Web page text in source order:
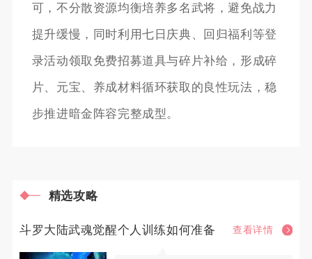
可，不分散资源均衡培养多名武将，避免战力
提升缓慢，同时利用七日庆典、回归福利等登
录活动领取免费招募道具与碎片补给，形成碎
片、元宝、养成材料循环获取的良性玩法，稳
步推进暗金阵容完整成型。
精选攻略
斗罗大陆武魂觉醒个人训练如何准备 查看详情